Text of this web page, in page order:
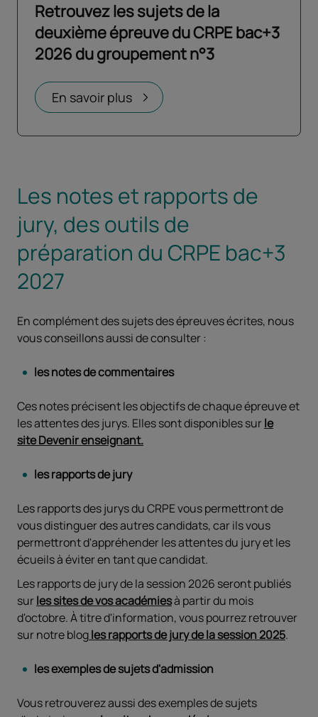
Retrouvez les sujets de la
deuxième épreuve du CRPE bac+3
2026 du groupement n°3
En savoir plus
Ouvrir dans un nouvel onglet
Les notes et rapports de
jury, des outils de
préparation du CRPE bac+3
2027
En complément des sujets des épreuves écrites, nous
vous conseillons aussi de consulter :
les notes de commentaires
Ces notes précisent les objectifs de chaque épreuve et
les attentes des jurys. Elles sont disponibles surle
site Devenir enseignant.
les rapports de jury
Les rapports des jurys du CRPE vous permettront de
vous distinguer des autres candidats, car ils vous
permettront d'appréhender les attentes du jury et les
écueils à éviter en tant que candidat.
Les rapports de jury de la session 2026 seront publiés
surles sites de vos académiesà partir du mois
d'octobre. À titre d'information, vous pourrez retrouver
sur notre blogles rapports de jury de la session 2025.
les exemples de sujets d'admission
Vous retrouverez aussi des exemples de sujets